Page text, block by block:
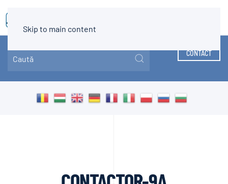
Skip to main content
CONTACT